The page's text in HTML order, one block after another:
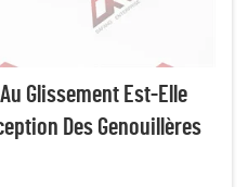
Glissement Est-Elle
Des Genouillères